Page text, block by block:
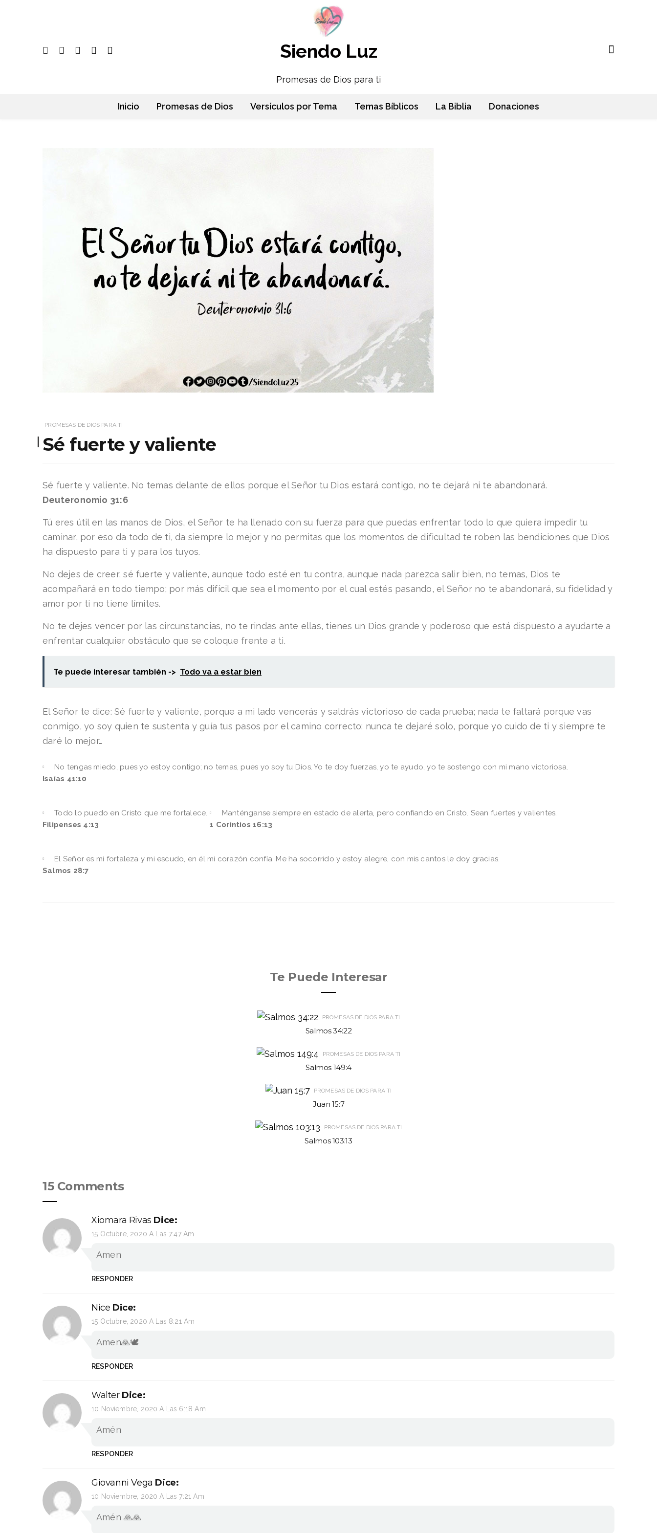
Siendo Luz
Promesas de Dios para ti
Inicio Promesas de Dios Versículos por Tema Temas Bíblicos La Biblia Donaciones
PROMESAS DE DIOS PARA TI
Sé fuerte y valiente
Sé fuerte y valiente. No temas delante de ellos porque el Señor tu Dios estará contigo, no te dejará ni te abandonará.
Deuteronomio 31:6
Tú eres útil en las manos de Dios, el Señor te ha llenado con su fuerza para que puedas enfrentar todo lo que quiera impedir tu
caminar, por eso da todo de ti, da siempre lo mejor y no permitas que los momentos de dificultad te roben las bendiciones que Dios
ha dispuesto para ti y para los tuyos.
No dejes de creer, sé fuerte y valiente, aunque todo esté en tu contra, aunque nada parezca salir bien, no temas, Dios te
acompañará en todo tiempo; por más difícil que sea el momento por el cual estés pasando, el Señor no te abandonará, su fidelidad y
amor por ti no tiene límites.
No te dejes vencer por las circunstancias, no te rindas ante ellas, tienes un Dios grande y poderoso que está dispuesto a ayudarte a
enfrentar cualquier obstáculo que se coloque frente a ti.
Te puede interesar también -> Todo va a estar bien
El Señor te dice: Sé fuerte y valiente, porque a mi lado vencerás y saldrás victorioso de cada prueba; nada te faltará porque vas
conmigo, yo soy quien te sustenta y guía tus pasos por el camino correcto; nunca te dejaré solo, porque yo cuido de ti y siempre te
daré lo mejor…
No tengas miedo, pues yo estoy contigo; no temas, pues yo soy tu Dios. Yo te doy fuerzas, yo te ayudo, yo te sostengo con mi mano victoriosa.
Isaías 41:10
Todo lo puedo en Cristo que me fortalece.
Filipenses 4:13
Manténganse siempre en estado de alerta, pero confiando en Cristo. Sean fuertes y valientes.
1 Corintios 16:13
El Señor es mi fortaleza y mi escudo, en él mi corazón confía. Me ha socorrido y estoy alegre, con mis cantos le doy gracias.
Salmos 28:7
Te Puede Interesar
PROMESAS DE DIOS PARA TI
Salmos 34:22
PROMESAS DE DIOS PARA TI
Salmos 149:4
PROMESAS DE DIOS PARA TI
Juan 15:7
PROMESAS DE DIOS PARA TI
Salmos 103:13
15 Comments
Xiomara Rivas Dice:
15 Octubre, 2020 A Las 7:47 Am
Amen
RESPONDER
Nice Dice:
15 Octubre, 2020 A Las 8:21 Am
Amen🙏🕊
RESPONDER
Walter Dice:
10 Noviembre, 2020 A Las 6:18 Am
Amén
RESPONDER
Giovanni Vega Dice:
10 Noviembre, 2020 A Las 7:21 Am
Amén 🙏🙏